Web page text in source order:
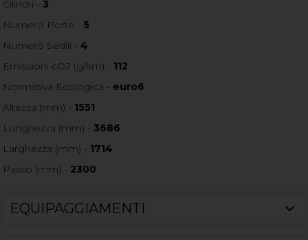
Cilindri - 3
Numero Porte - 5
Numero Sedili -4
Emissioni cO2 (g/km) - 112
Normativa Ecologica - euro6
Altezza (mm) - 1551
Lunghezza (mm) - 3686
Larghezza (mm) - 1714
Passo (mm) - 2300
EQUIPAGGIAMENTI